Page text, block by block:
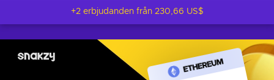
+2 erbjudanden från 230,66 US$